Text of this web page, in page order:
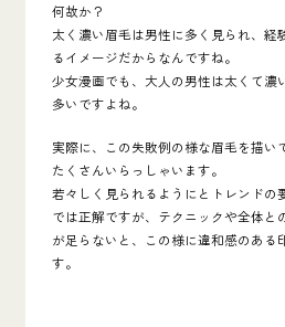
何故か？
太く濃い眉毛は男性に多く見られ、経
るイメージだからなんですね。
少女漫画でも、大人の男性は太くて濃
多いですよね。
実際に、この失敗例の様な眉毛を描い
たくさんいらっしゃいます。
若々しく見られるようにとトレンドの
では正解ですが、テクニックや全体と
が足らないと、この様に違和感のある
す。